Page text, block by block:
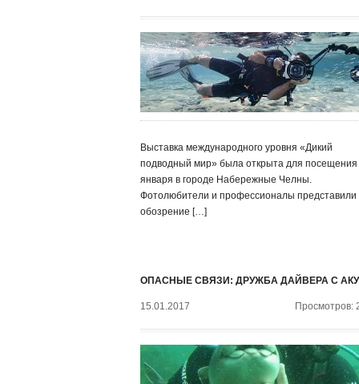
Выставка международного уровня «Дикий
подводный мир» была открыта для посещения
января в городе Набережные Челны.
Фотолюбители и профессионалы представили
обозрение […]
ОПАСНЫЕ СВЯЗИ: ДРУЖБА ДАЙВЕРА С
15.01.2017 Просмотров: